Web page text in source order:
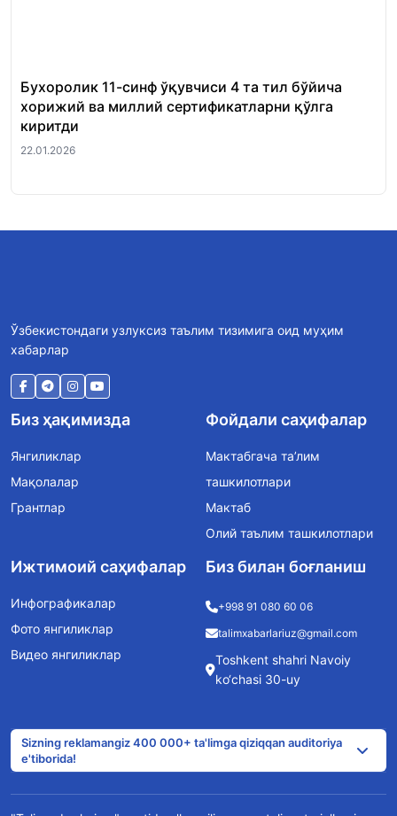
Бухоролик 11-синф ўқувчиси 4 та тил бўйича
хорижий ва миллий сертификатларни қўлга
киритди
22.01.2026
Ўзбекистондаги узлуксиз таълим тизимига оид муҳим
хабарлар
Биз ҳақимизда
Янгиликлар
Мақолалар
Грантлар
Фойдали саҳифалар
Мактабгача та’лим
ташкилотлари
Мактаб
Олий таълим ташкилотлари
Ижтимоий саҳифалар
Инфографикалар
Фото янгиликлар
Видео янгиликлар
Биз билан боғланиш
+998 91 080 60 06
talimxabarlariuz@gmail.com
Toshkent shahri Navoiy
ko‘chasi 30-uy
Sizning reklamangiz 400 000+ ta'limga qiziqqan auditoriya
e'tiborida!